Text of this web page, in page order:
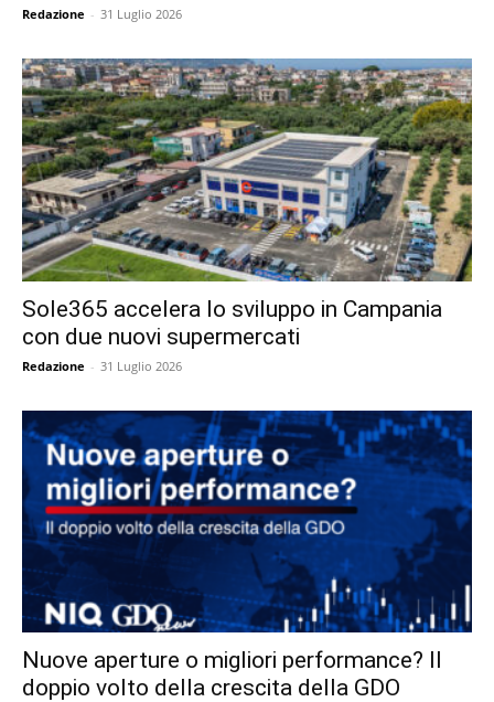
Redazione - 31 Luglio 2026
Sole365 accelera lo sviluppo in Campania
con due nuovi supermercati
Redazione - 31 Luglio 2026
Nuove aperture o migliori performance? Il
doppio volto della crescita della GDO